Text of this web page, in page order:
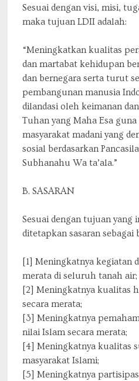
Sesuai dengan visi, misi,
maka tujuan LDII adalah:
“Meningkatkan kualitas
dan martabat kehidupan
dan bernegara serta turut
pembangunan manusia
dilandasi oleh keimanan
Tuhan yang Maha Esa
masyarakat madani yang
sosial berdasarkan
Subhanahu Wa ta’ala.”
B. SASARAN
Sesuai dengan tujuan yang
ditetapkan sasaran sebagai
[1] Meningkatnya kegiatan
merata di seluruh tanah air;
[2] Meningkatnya kualitas
secara merata;
[3] Meningkatnya
nilai Islam secara merata;
[4] Meningkatnya kualitas
masyarakat Islami;
[5] Meningkatnya